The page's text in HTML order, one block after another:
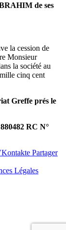
de ses
la cession de
Monsieur
la société au
mille cinq cent
Greffe prés le
RC N°
Partager
Légales